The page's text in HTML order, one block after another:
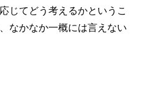
じてどう考えるかというこ
なかなか一概には言えない